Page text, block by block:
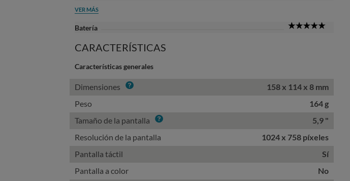
VER MÁS
Batería
CARACTERÍSTICAS
Características generales
Dimensiones Info
158 x 114 x 8 mm
Peso
164 g
Tamaño de la pantalla Info
5,9 "
Resolución de la pantalla
1024 x 758 píxeles
Pantalla táctil
Sí
Pantalla a color
No